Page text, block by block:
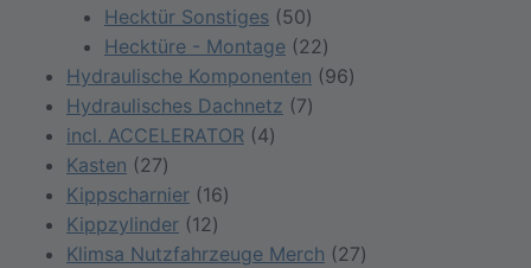
Hecktür Sonstiges 5050
Produkte
Hecktüre - Montage 2222
Produkte
Hydraulische Komponenten 9696
Hydraulisches Dachnetz 77
incl. ACCELERATOR 44
Kasten 2727
Produkte
Kippscharnier 1616
Kippzylinder 1212
Produkte
Klimsa Nutzfahrzeuge Merch 2727